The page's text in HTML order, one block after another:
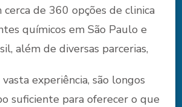
cerca de 360 opções de clinica
químicos em São Paulo e
além de diversas parcerias,
experiência, são longos
suficiente para oferecer o que